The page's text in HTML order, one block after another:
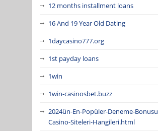
12 months installment loans
16 And 19 Year Old Dating
1daycasino777.org
1st payday loans
1win
1win-casinosbet.buzz
2024ün-En-Popüler-Deneme-
Casino-Siteleri-Hangileri.html